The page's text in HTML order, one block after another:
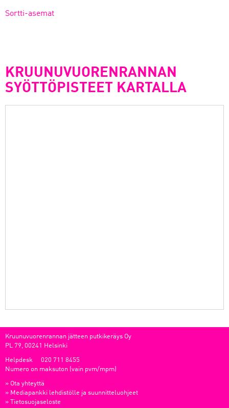
Sortti-asemat
KRUUNUVUORENRANNAN
SYÖTTÖPISTEET KARTALLA
Kruunuvuorenrannan jätteen putkikeräys Oy
PL 79, 00241 Helsinki
Helpdesk
020 711 8455
Numero on maksuton (vain pvm/mpm)
» Ota yhteyttä
» Mediapankki lehdistölle ja suunnitteluohjeet
» Tietosuojaseloste